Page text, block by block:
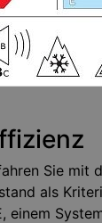
Sie mit
als
einem